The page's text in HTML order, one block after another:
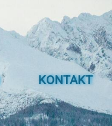
KONTAKT